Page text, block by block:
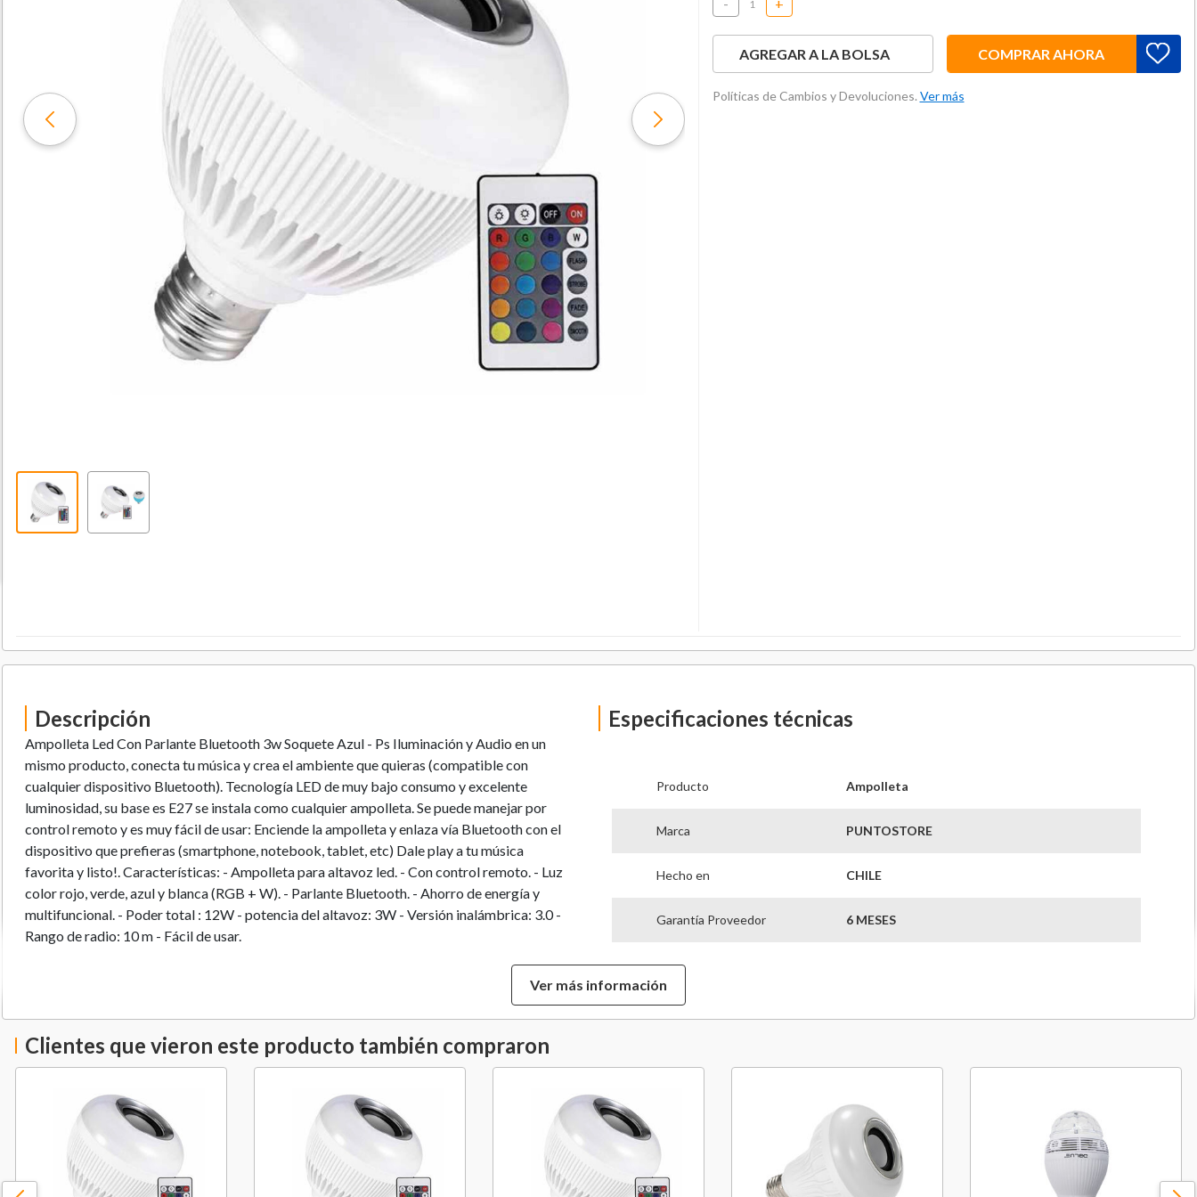
AGREGAR A LA BOLSA COMPRAR AHORA
Políticas de Cambios y Devoluciones. Ver más
Descripción
Ampolleta Led Con Parlante Bluetooth 3w Soquete Azul - Ps Iluminación y Audio en un
mismo producto, conecta tu música y crea el ambiente que quieras (compatible con
cualquier dispositivo Bluetooth). Tecnología LED de muy bajo consumo y excelente
luminosidad, su base es E27 se instala como cualquier ampolleta. Se puede manejar por
control remoto y es muy fácil de usar: Enciende la ampolleta y enlaza vía Bluetooth con el
dispositivo que prefieras (smartphone, notebook, tablet, etc) Dale play a tu música
favorita y listo!. Características: - Ampolleta para altavoz led. - Con control remoto. - Luz
color rojo, verde, azul y blanca (RGB + W). - Parlante Bluetooth. - Ahorro de energía y
multifuncional. - Poder total : 12W - potencia del altavoz: 3W - Versión inalámbrica: 3.0 -
Rango de radio: 10 m - Fácil de usar.
Especificaciones técnicas
Producto Ampolleta
Marca PUNTOSTORE
Hecho en CHILE
Garantía Proveedor 6 MESES
Ver más información
Clientes que vieron este producto también compraron